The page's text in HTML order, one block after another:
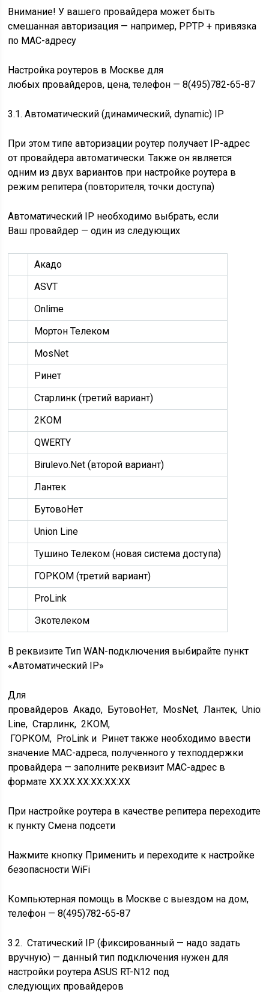
Внимание! У вашего провайдера может быть
смешанная авторизация — например, PPTP + привязка
по MAC-адресу
Настройка роутеров в Москве для
любых провайдеров, цена, телефон —8(495)782-65-87
3.1. Автоматический (динамический, dynamic) IP
При этом типе авторизации роутер получает IP-адрес
от провайдера автоматически. Также он является
одним из двух вариантов при настройке роутера в
режим репитера (повторителя, точки доступа)
Автоматический IP необходимо выбрать, если
Ваш провайдер — один из следующих
Акадо
ASVT
Onlime
Мортон Телеком
MosNet
Ринет
Старлинк (третий вариант)
2КОМ
QWERTY
Birulevo.Net (второй вариант)
Лантек
БутовоНет
Union Line
Тушино Телеком (новая система доступа)
ГОРКОМ (третий вариант)
ProLink
Экотелеком
В реквизите Тип WAN-подключения выбирайте пункт
«Автоматический IP»
Для
провайдеров Акадо, БутовоНет, MosNet, Лантек, Union
Line, Старлинк, 2КОМ,
ГОРКОМ, ProLink и Ринет также необходимо ввести
значение MAC-адреса, полученного у техподдержки
провайдера — заполните реквизит MAC-адрес в
формате XX:XX:XX:XX:XX:XX
При настройке роутера в качестве репитера переходите
к пунктуСмена подсети
Нажмите кнопку Применить и переходите к настройке
безопасности WiFi
Компьютерная помощь в Москве с выездом на дом,
телефон —8(495)782-65-87
3.2. Статический IP (фиксированный — надо задать
вручную) — данный тип подключения нужен для
настройки роутера ASUS RT-N12 под
следующих провайдеров